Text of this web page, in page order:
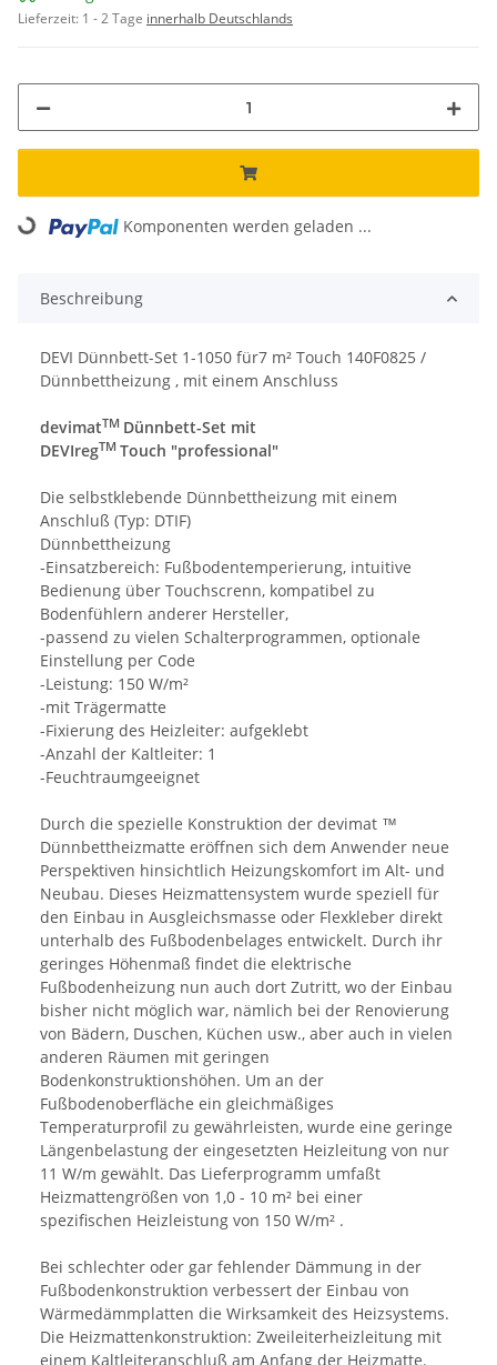
Lieferzeit: 1 - 2 Tage innerhalb Deutschlands
Loading... Komponenten werden geladen ...
Beschreibung
DEVI Dünnbett-Set 1-1050 für7 m² Touch 140F0825 /
Dünnbettheizung , mit einem Anschluss
devimatTM Dünnbett-Set mit
DEVIregTM Touch "professional"
Die selbstklebende Dünnbettheizung mit einem
Anschluß (Typ: DTIF)
Dünnbettheizung
-Einsatzbereich: Fußbodentemperierung, intuitive
Bedienung über Touchscrenn, kompatibel zu
Bodenfühlern anderer Hersteller,
-passend zu vielen Schalterprogrammen, optionale
Einstellung per Code
-Leistung: 150 W/m²
-mit Trägermatte
-Fixierung des Heizleiter: aufgeklebt
-Anzahl der Kaltleiter: 1
-Feuchtraumgeeignet
Durch die spezielle Konstruktion der devimat ™
Dünnbettheizmatte eröffnen sich dem Anwender neue
Perspektiven hinsichtlich Heizungskomfort im Alt- und
Neubau. Dieses Heizmattensystem wurde speziell für
den Einbau in Ausgleichsmasse oder Flexkleber direkt
unterhalb des Fußbodenbelages entwickelt. Durch ihr
geringes Höhenmaß findet die elektrische
Fußbodenheizung nun auch dort Zutritt, wo der Einbau
bisher nicht möglich war, nämlich bei der Renovierung
von Bädern, Duschen, Küchen usw., aber auch in vielen
anderen Räumen mit geringen
Bodenkonstruktionshöhen. Um an der
Fußbodenoberfläche ein gleichmäßiges
Temperaturprofil zu gewährleisten, wurde eine geringe
Längenbelastung der eingesetzten Heizleitung von nur
11 W/m gewählt. Das Lieferprogramm umfaßt
Heizmattengrößen von 1,0 - 10 m² bei einer
spezifischen Heizleistung von 150 W/m² .
Bei schlechter oder gar fehlender Dämmung in der
Fußbodenkonstruktion verbessert der Einbau von
Wärmedämmplatten die Wirksamkeit des Heizsystems.
Die Heizmattenkonstruktion: Zweileiterheizleitung mit
einem Kaltleiteranschluß am Anfang der Heizmatte.